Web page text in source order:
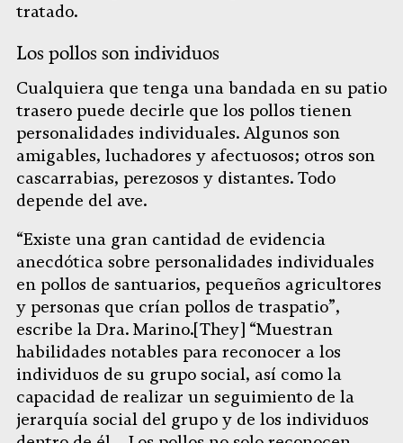
tratado.
Los pollos son individuos
Cualquiera que tenga una bandada en su patio
trasero puede decirle que los pollos tienen
personalidades individuales. Algunos son
amigables, luchadores y afectuosos; otros son
cascarrabias, perezosos y distantes. Todo
depende del ave.
“Existe una gran cantidad de evidencia
anecdótica sobre personalidades individuales
en pollos de santuarios, pequeños agricultores
y personas que crían pollos de traspatio”,
escribe la Dra. Marino.[They] “Muestran
habilidades notables para reconocer a los
individuos de su grupo social, así como la
capacidad de realizar un seguimiento de la
jerarquía social del grupo y de los individuos